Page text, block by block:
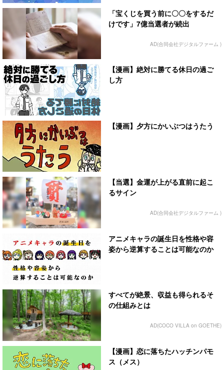
「宝くじを買う前に〇〇をするだ
けです」7億当選者が続出
AD(合同会社デジタルファーム )
【漫画】絶対に勝てる休日の過ご
し方
【漫画】夕方にかいぶつはうたう
【当選】金運が上がる直前に起こ
るサイン
AD(合同会社デジタルファーム )
アニメキャラの誕生日を性格や容
姿から逆算することは可能なのか
すべてが絶景、収益も得られるそ
の仕組みとは
AD(COCO VILLA on GOETHE)
【漫画】恋に落ちたハッチンパモ
ス（メス）